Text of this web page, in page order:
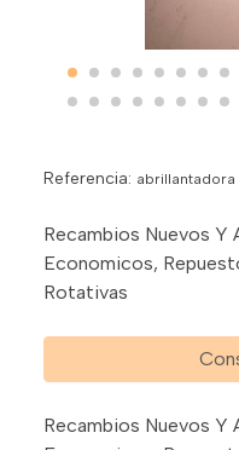
Referencia: abrillantadora
Recambios Nuevos
Economicos,
Rotativas
Recambios Nuevos